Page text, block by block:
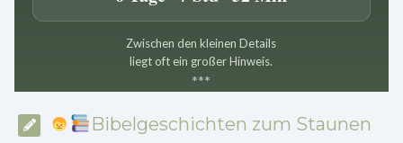
Zwischen den kleinen Details
liegt oft ein großer Hinweis.
***
Bibelgeschichten zum Staunen